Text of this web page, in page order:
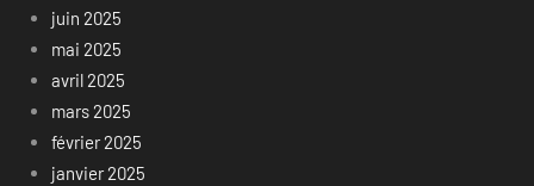
juin 2025
mai 2025
avril 2025
mars 2025
février 2025
janvier 2025